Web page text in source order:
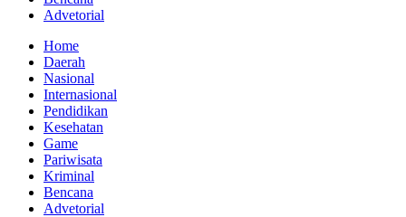
Advetorial
Home
Daerah
Nasional
Internasional
Pendidikan
Kesehatan
Game
Pariwisata
Kriminal
Bencana
Advetorial